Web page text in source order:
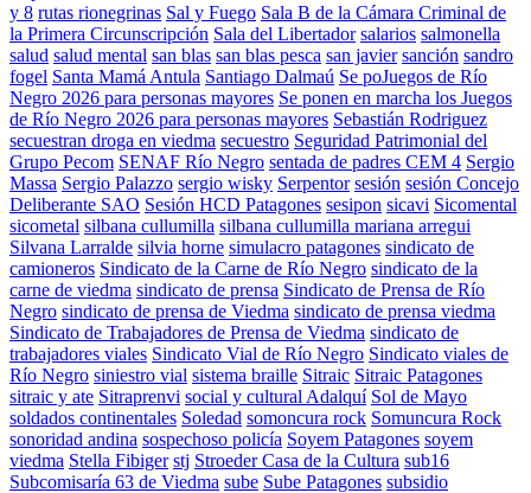
y 8 rutas rionegrinas Sal y Fuego Sala B de la Cámara Criminal de
la Primera Circunscripción Sala del Libertador salarios salmonella
salud salud mental san blas san blas pesca san javier sanción sandro
fogel Santa Mamá Antula Santiago Dalmaú Se poJuegos de Río
Negro 2026 para personas mayores Se ponen en marcha los Juegos
de Río Negro 2026 para personas mayores Sebastián Rodriguez
secuestran droga en viedma secuestro Seguridad Patrimonial del
Grupo Pecom SENAF Río Negro sentada de padres CEM 4 Sergio
Massa Sergio Palazzo sergio wisky Serpentor sesión sesión Concejo
Deliberante SAO Sesión HCD Patagones sesipon sicavi Sicomental
sicometal silbana cullumilla silbana cullumilla mariana arregui
Silvana Larralde silvia horne simulacro patagones sindicato de
camioneros Sindicato de la Carne de Río Negro sindicato de la
carne de viedma sindicato de prensa Sindicato de Prensa de Río
Negro sindicato de prensa de Viedma sindicato de prensa viedma
Sindicato de Trabajadores de Prensa de Viedma sindicato de
trabajadores viales Sindicato Vial de Río Negro Sindicato viales de
Río Negro siniestro vial sistema braille Sitraic Sitraic Patagones
sitraic y ate Sitraprenvi social y cultural Adalquí Sol de Mayo
soldados continentales Soledad somoncura rock Somuncura Rock
sonoridad andina sospechoso policía Soyem Patagones soyem
viedma Stella Fibiger stj Stroeder Casa de la Cultura sub16
Subcomisaría 63 de Viedma sube Sube Patagones subsidio